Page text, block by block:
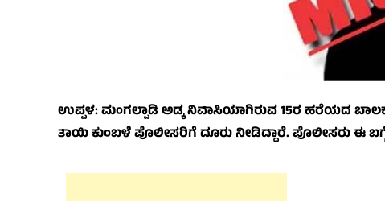
ಉಪ್ಪಳ: ಮಂಗಲ್ಪಾಡಿ ಅಡ್ಕ ನಿವಾಸಿಯಾಗಿರುವ 15ರ ಹರೆಯದ
ತಾಯಿ ಕುಂಬಳೆ ಪೊಲೀಸರಿಗೆ ದೂರು ನೀಡಿದ್ದಾರೆ. ಪೊಲೀಸರು ಈ